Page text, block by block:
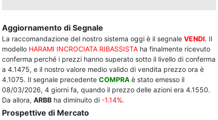
Aggiornamento di Segnale
La raccomandazione del nostro sistema oggi è il segnale VENDI. Il
modello HARAMI INCROCIATA RIBASSISTA ha finalmente ricevuto
conferma perché i prezzi hanno superato sotto il livello di conferma
a 4.1475, e il nostro valore medio valido di vendita prezzo ora è
4.1075. Il segnale precedente COMPRA è stato emesso il
08/03/2026, 4 giorni fa, quando il prezzo delle azioni era 4.1550.
Da allora, ARBB ha diminuito di -1.14%.
Prospettive di Mercato